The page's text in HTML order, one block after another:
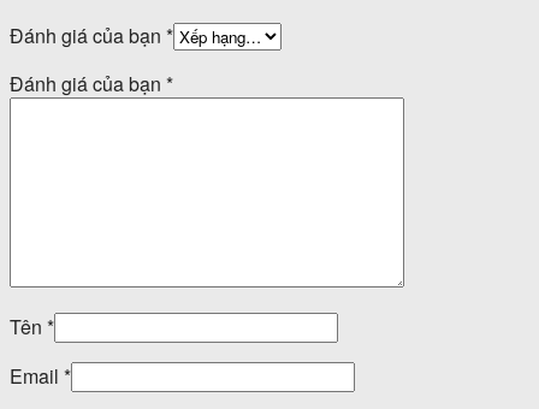
Đánh giá của bạn *
Đánh giá của bạn *
Tên *
Email *